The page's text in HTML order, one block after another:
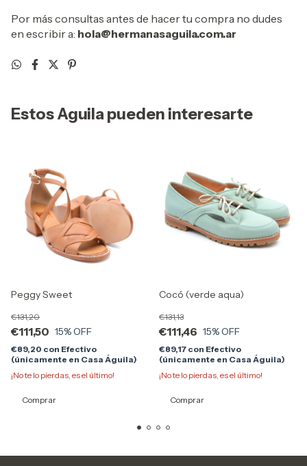
Por más consultas antes de hacer tu compra no dudes
en escribir a: hola@hermanasaguila.com.ar
Estos Aguila pueden interesarte
Peggy Sweet
€111,50
€131,20
15% OFF
€89,20 con Efectivo
(únicamente en Casa Águila)
¡No te lo pierdas, es el último!
Comprar
Cocó (verde aqua)
€111,46
€131,13
15% OFF
€89,17 con Efectivo
(únicamente en Casa Águila)
¡No te lo pierdas, es el último!
Comprar